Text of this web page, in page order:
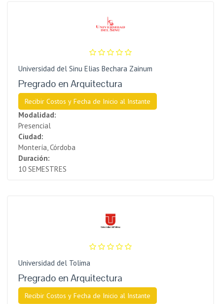
Universidad del Sinu Elias Bechara Zainum
Pregrado en Arquitectura
Recibir Costos y Fecha de Inicio al Instante
Modalidad:
Presencial
Ciudad:
Montería, Córdoba
Duración:
10 SEMESTRES
Universidad del Tolima
Pregrado en Arquitectura
Recibir Costos y Fecha de Inicio al Instante